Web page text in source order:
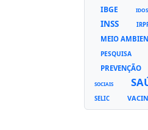
IBGE
INSS
MEIO
PESQUISA
PREVENÇÃO
SOCIAIS
SELIC